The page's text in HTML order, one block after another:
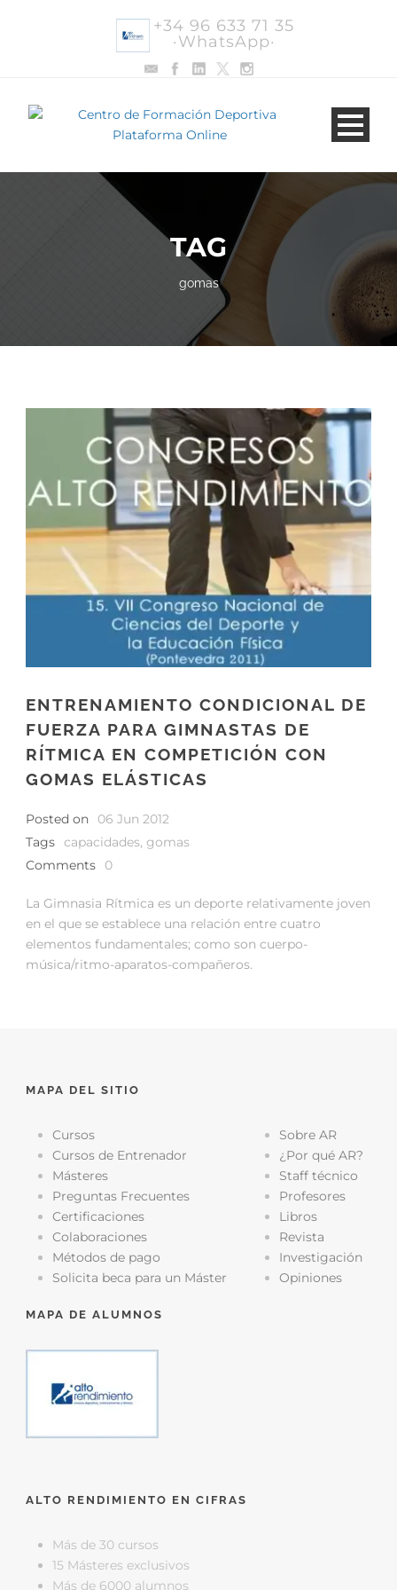
+34 96 633 71 35
·WhatsApp·
TAG
gomas
ENTRENAMIENTO CONDICIONAL DE
FUERZA PARA GIMNASTAS DE
RÍTMICA EN COMPETICIÓN CON
GOMAS ELÁSTICAS
Posted on
06 Jun 2012
Tags capacidades, gomas
Comments
0
La Gimnasia Rítmica es un deporte relativamente joven
en el que se establece una relación entre cuatro
elementos fundamentales; como son cuerpo-
música/ritmo-aparatos-compañeros.
MAPA DEL SITIO
Cursos
Cursos de Entrenador
Másteres
Preguntas Frecuentes
Certificaciones
Colaboraciones
Métodos de pago
Solicita beca para un Máster
Sobre AR
¿Por qué AR?
Staff técnico
Profesores
Libros
Revista
Investigación
Opiniones
MAPA DE ALUMNOS
ALTO RENDIMIENTO EN CIFRAS
Más de 30 cursos
15 Másteres exclusivos
Más de 6000 alumnos